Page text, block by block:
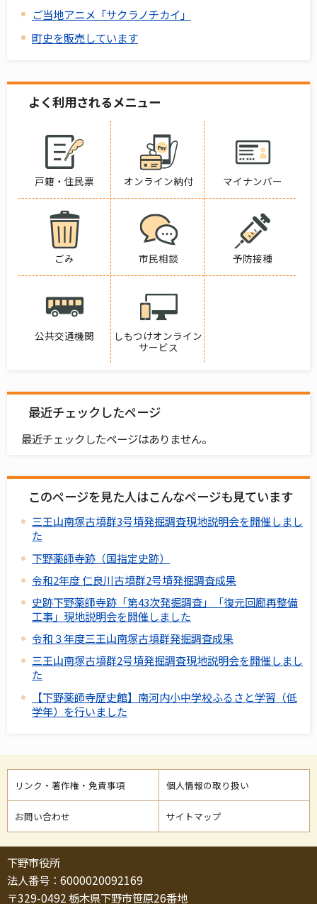
ご当地アニメ「サクラノチカイ」
町史を販売しています
よく利用されるメニュー
戸籍・住民票 オンライン納付 マイナンバー
ごみ 市民相談 予防接種
公共交通機関
しもつけオンライン
サービス
最近チェックしたページ
最近チェックしたページはありません。
このページを見た人はこんなページも見ています
三王山南塚古墳群3号墳発掘調査現地説明会を開催しまし
た
下野薬師寺跡（国指定史跡）
令和2年度 仁良川古墳群2号墳発掘調査成果
史跡下野薬師寺跡「第43次発掘調査」「復元回廊再整備
工事」現地説明会を開催しました
令和３年度三王山南塚古墳群発掘調査成果
三王山南塚古墳群2号墳発掘調査現地説明会を開催しまし
た
【下野薬師寺歴史館】南河内小中学校ふるさと学習（低
学年）を行いました
リンク・著作権・免責事項 個人情報の取り扱い
お問い合わせ サイトマップ
下野市役所
法人番号：6000020092169
〒329-0492 栃木県下野市笹原26番地